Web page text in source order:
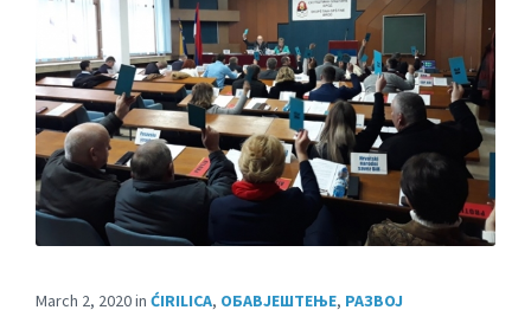
March 2, 2020in ĆIRILICA, ОБАВЈЕШТЕЊЕ, РАЗВОЈ